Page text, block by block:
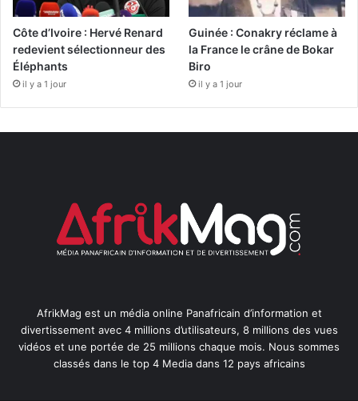
Côte d’Ivoire : Hervé Renard
redevient sélectionneur des
Éléphants
il y a 1 jour
Guinée : Conakry réclame à
la France le crâne de Bokar
Biro
il y a 1 jour
AfrikMag est un média online Panafricain d’information et
divertissement avec 4 millions d’utilisateurs, 8 millions des vues
vidéos et une portée de 25 millions chaque mois. Nous sommes
classés dans le top 4 Media dans 12 pays africains